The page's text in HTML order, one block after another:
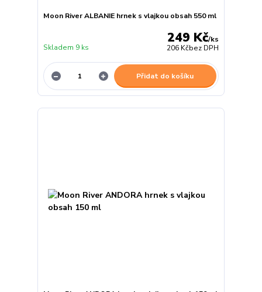
Moon River ALBANIE hrnek s vlajkou obsah 550 ml
249 Kč/ks
206 Kčbez DPH
Skladem 9 ks
Přidat do košíku